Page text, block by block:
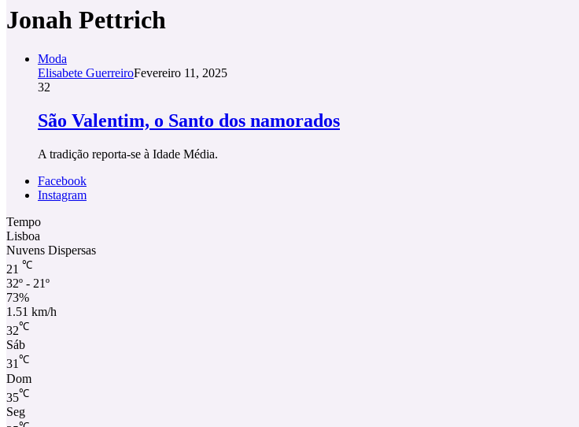
Jonah Pettrich
Moda
Elisabete GuerreiroFevereiro 11, 2025
32
São Valentim, o Santo dos namorados
A tradição reporta-se à Idade Média.
Facebook
Instagram
Tempo
Lisboa
Nuvens Dispersas
21 ℃
32º - 21º
73%
1.51 km/h
32℃
Sáb
31℃
Dom
35℃
Seg